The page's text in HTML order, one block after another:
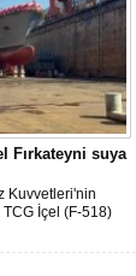
Fırkateyni suya
Kuvvetleri'nin
İçel (F-518)
indirildi.